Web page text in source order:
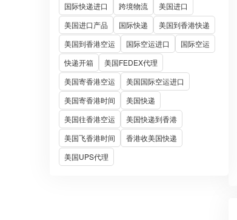
国际快递进口 跨境物流
美国进口
美国进口产品
国际快递
美国到香港快递
美国到香港空运
国际空运进口
国际空运
快递开箱
美国FEDEX代理
美国寄香港空运
美国国际空运进口
美国寄香港时间
美国快递
美国往香港空运
美国快递到香港
美国飞香港时间
香港收美国快递
美国UPS代理